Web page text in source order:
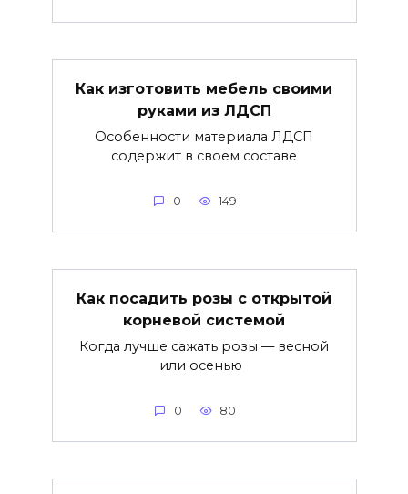
Как изготовить мебель своими
руками из ЛДСП
Особенности материала ЛДСП
содержит в своем составе
0 149
Как посадить розы с открытой
корневой системой
Когда лучше сажать розы — весной
или осенью
0 80